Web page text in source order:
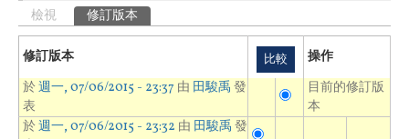
主要索引標籤
檢視 修訂版本
修訂版本
操作
於週一, 07/06/2015 - 23:37 由 田駿禹 發
表
目前的修訂版
本
於週一, 07/06/2015 - 23:32 由 田駿禹 發